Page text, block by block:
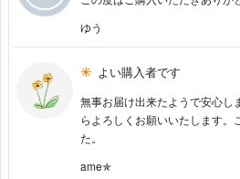
ゆう
よい購入者です
無事お届け出来たようで安心し
らよろしくお願いいたします。
た︎。
ame✯